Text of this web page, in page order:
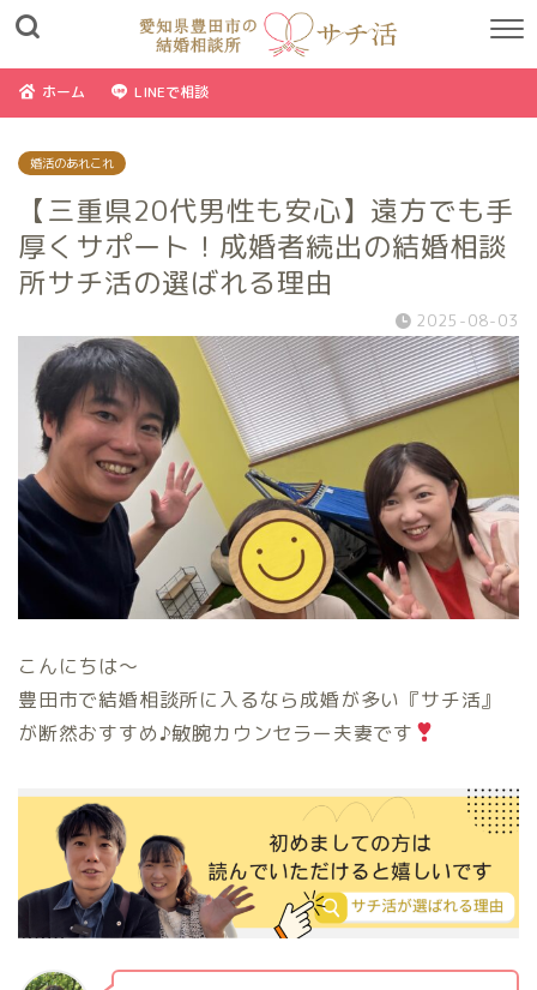
ホーム LINEで相談
婚活のあれこれ
【三重県20代男性も安心】遠方でも手
厚くサポート！成婚者続出の結婚相談
所サチ活の選ばれる理由
2025-08-03
こんにちは〜
豊田市で結婚相談所に入るなら成婚が多い『サチ活』
が断然おすすめ♪敏腕カウンセラー夫妻です